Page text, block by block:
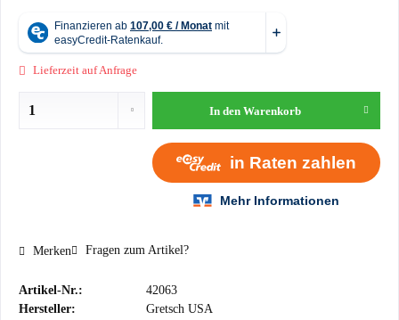
Lieferzeit auf Anfrage
In den Warenkorb
Merken Fragen zum Artikel?
Artikel-Nr.:
42063
Hersteller:
Gretsch USA